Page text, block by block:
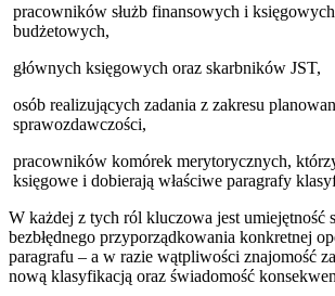
pracowników służb finansowych i
budżetowych,
głównych księgowych oraz skarbników JST,
osób realizujących zadania z zakresu
sprawozdawczości,
pracowników komórek merytorycznych,
księgowe i dobierają właściwe paragrafy
W każdej z tych ról kluczowa jest umiejętność
bezbłędnego przyporządkowania konkretnej
paragrafu – a w razie wątpliwości znajomość
nową klasyfikacją oraz świadomość